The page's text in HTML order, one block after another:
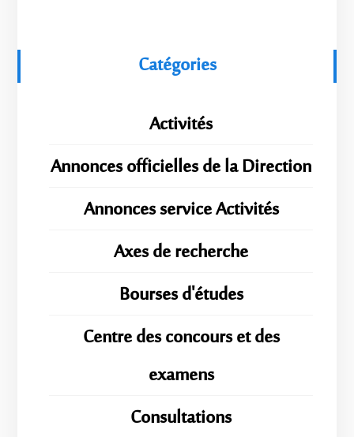
Catégories
Activités
Annonces officielles de la Direction
Annonces service Activités
Axes de recherche
Bourses d'études
Centre des concours et des
examens
Consultations